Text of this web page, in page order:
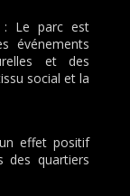
: Le parc est
événements
et des
social et la
effet positif
des quartiers